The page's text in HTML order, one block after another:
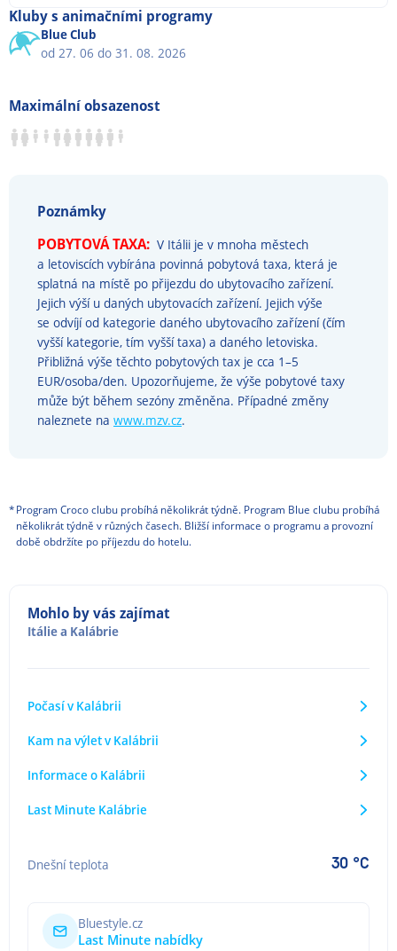
Kluby s animačními programy
Blue Club
od 27. 06 do 31. 08. 2026
Maximální obsazenost
Poznámky
POBYTOVÁ TAXA: V Itálii je v mnoha městech
a letoviscích vybírána povinná pobytová taxa, která je
splatná na místě po přijezdu do ubytovacího zařízení.
Jejich výší u daných ubytovacích zařízení. Jejich výše
se odvíjí od kategorie daného ubytovacího zařízení (čím
vyšší kategorie, tím vyšší taxa) a daného letoviska.
Přibližná výše těchto pobytových tax je cca 1–5
EUR/osoba/den. Upozorňujeme, že výše pobytové taxy
může být během sezóny změněna. Případné změny
naleznete na www.mzv.cz.
*Program Croco clubu probíhá několikrát týdně. Program Blue clubu probíhá
několikrát týdně v různých časech. Bližší informace o programu a provozní
době obdržíte po příjezdu do hotelu.
Mohlo by vás zajímat
Itáliea Kalábrie
Počasí v Kalábrii
Kam na výlet v Kalábrii
Informace o Kalábrii
Last Minute Kalábrie
Dnešní teplota 30 °C
Bluestyle.cz
Last Minute nabídky